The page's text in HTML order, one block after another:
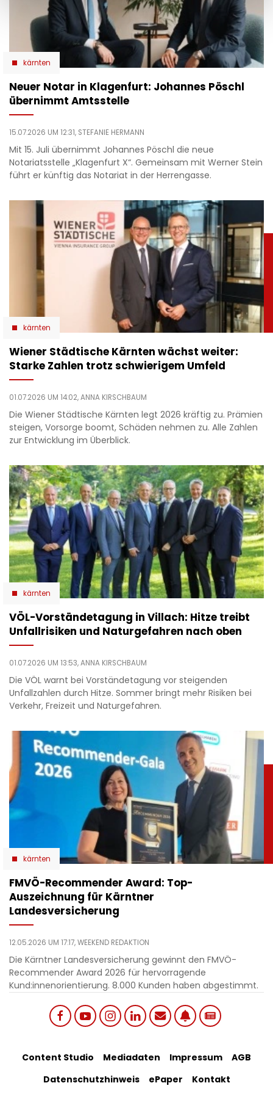
kärnten
Neuer Notar in Klagenfurt: Johannes Pöschl
übernimmt Amtsstelle
15.07.2026 UM 12:31, STEFANIE HERMANN
Mit 15. Juli übernimmt Johannes Pöschl die neue
Notariatsstelle „Klagenfurt X“. Gemeinsam mit Werner Stein
führt er künftig das Notariat in der Herrengasse.
kärnten
Wiener Städtische Kärnten wächst weiter:
Starke Zahlen trotz schwierigem Umfeld
01.07.2026 UM 14:02,ANNA KIRSCHBAUM
Die Wiener Städtische Kärnten legt 2026 kräftig zu. Prämien
steigen, Vorsorge boomt, Schäden nehmen zu. Alle Zahlen
zur Entwicklung im Überblick.
kärnten
VÖL-Vorständetagung in Villach: Hitze treibt
Unfallrisiken und Naturgefahren nach oben
01.07.2026 UM 13:53,ANNA KIRSCHBAUM
Die VÖL warnt bei Vorständetagung vor steigenden
Unfallzahlen durch Hitze. Sommer bringt mehr Risiken bei
Verkehr, Freizeit und Naturgefahren.
kärnten
​FMVÖ-Recommender Award: Top-
Auszeichnung für Kärntner
Landesversicherung
12.05.2026 UM 17:17,WEEKEND REDAKTION
Die Kärntner Landesversicherung gewinnt den FMVÖ-
Recommender Award 2026 für hervorragende
Kund:innenorientierung. 8.000 Kunden haben abgestimmt.
links
Footer
Content Studio Mediadaten Impressum
AGB
Datenschutzhinweis
ePaper Kontakt